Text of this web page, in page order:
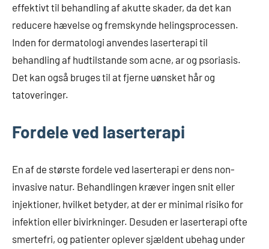
effektivt til behandling af akutte skader, da det kan
reducere hævelse og fremskynde helingsprocessen.
Inden for dermatologi anvendes laserterapi til
behandling af hudtilstande som acne, ar og psoriasis.
Det kan også bruges til at fjerne uønsket hår og
tatoveringer.
Fordele ved laserterapi
En af de største fordele ved laserterapi er dens non-
invasive natur. Behandlingen kræver ingen snit eller
injektioner, hvilket betyder, at der er minimal risiko for
infektion eller bivirkninger. Desuden er laserterapi ofte
smertefri, og patienter oplever sjældent ubehag under